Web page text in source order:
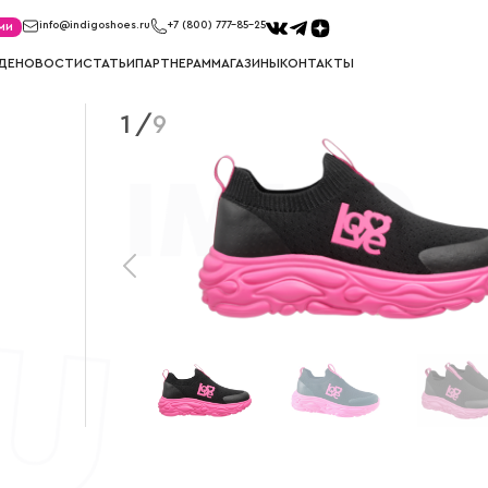
info@indigoshoes.ru +7 (800) 777-85-25
НОВОСТИСТАТЬИПАРТНЕРАММАГАЗИНЫКОНТАКТЫ
КЕДЫ
Кеды для мальчиков
Кеды для девочек
Сапоги для мальчиков
Сапоги для девочек
Сноубутсы
Сноубутсы
1 /9